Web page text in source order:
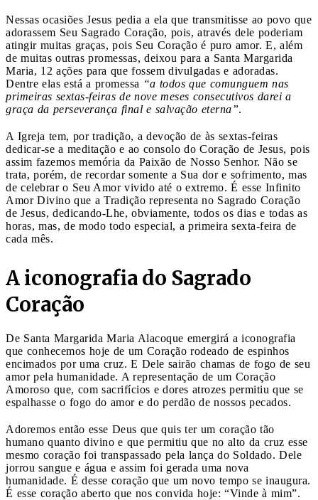
Nessas ocasiões Jesus pedia a ela que transmitisse ao povo que
adorassem Seu Sagrado Coração, pois, através dele poderiam
atingir muitas graças, pois Seu Coração é puro amor. E, além
de muitas outras promessas, deixou para a Santa Margarida
Maria, 12 ações para que fossem divulgadas e adoradas.
Dentre elas está a promessa “a todos que comunguem nas
primeiras sextas-feiras de nove meses consecutivos darei a
graça da perseverança final e salvação eterna”.
A Igreja tem, por tradição, a devoção de às sextas-feiras
dedicar-se a meditação e ao consolo do Coração de Jesus, pois
assim fazemos memória da Paixão de Nosso Senhor. Não se
trata, porém, de recordar somente a Sua dor e sofrimento, mas
de celebrar o Seu Amor vivido até o extremo. É esse Infinito
Amor Divino que a Tradição representa no Sagrado Coração
de Jesus, dedicando-Lhe, obviamente, todos os dias e todas as
horas, mas, de modo todo especial, a primeira sexta-feira de
cada mês.
A iconografia do Sagrado
Coração
De Santa Margarida Maria Alacoque emergirá a iconografia
que conhecemos hoje de um Coração rodeado de espinhos
encimados por uma cruz. E Dele sairão chamas de fogo de seu
amor pela humanidade. A representação de um Coração
Amoroso que, com sacrifícios e dores atrozes permitiu que se
espalhasse o fogo do amor e do perdão de nossos pecados.
Adoremos então esse Deus que quis ter um coração tão
humano quanto divino e que permitiu que no alto da cruz esse
mesmo coração foi transpassado pela lança do Soldado. Dele
jorrou sangue e água e assim foi gerada uma nova
humanidade. É desse coração que um novo tempo se inaugura.
É esse coração aberto que nos convida hoje: “Vinde à mim”.